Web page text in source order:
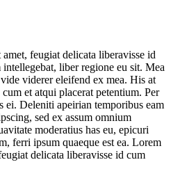
feugiat delicata liberavisse id
liber regione eu sit. Mea
viderer eleifend ex mea. His at
et atqui placerat petentium. Per
ei. Deleniti apeirian temporibus eam
sed ex assum omnium
moderatius has eu, epicuri
ferri ipsum quaeque est ea. Lorem
delicata liberavisse id cum